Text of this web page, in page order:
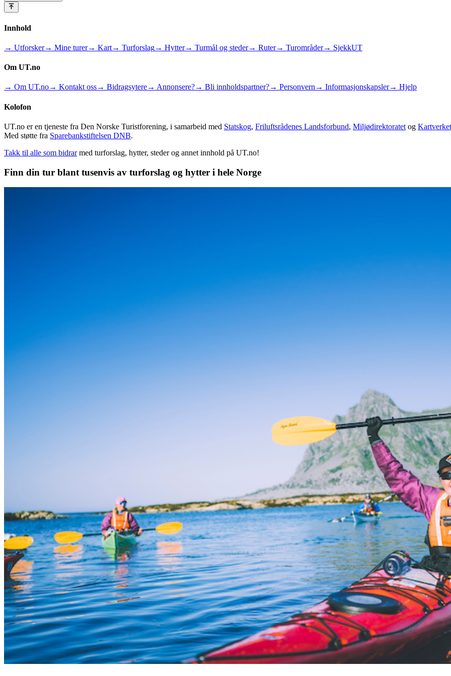
Innhold
→ Utforsker→ Mine turer→ Kart→ Turforslag→ Hytter→ Turmål og steder→ Ruter→ Turområder→ SjekkUT
Om UT.no
→ Om UT.no→ Kontakt oss→ Bidragsytere→ Annonsere?→ Bli innholdspartner?→ Personvern→ Informasjonskapsler→ Hjelp
Kolofon
UT.no er en tjeneste fra Den Norske Turistforening, i samarbeid med Statskog, Friluftsrådenes Landsforbund, Miljødirektoratet og Kartverket
Med støtte fra Sparebankstiftelsen DNB.
Takk til alle som bidrar med turforslag, hytter, steder og annet innhold på UT.no!
Finn din tur blant tusenvis av turforslag og hytter i hele Norge